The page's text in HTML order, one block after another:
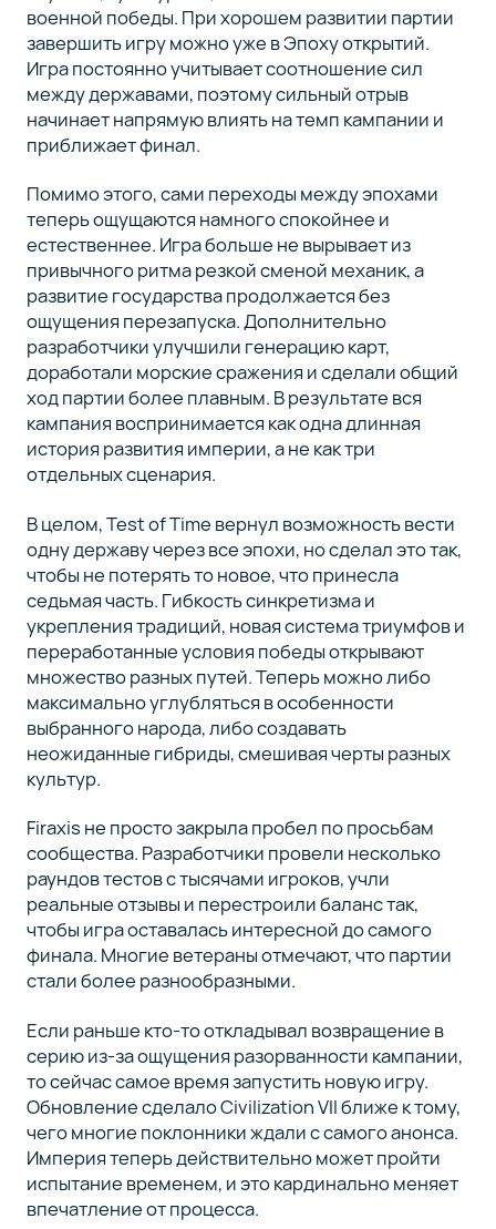
военной победы. При хорошем развитии партии
завершить игру можно уже в Эпоху открытий.
Игра постоянно учитывает соотношение сил
между державами, поэтому сильный отрыв
начинает напрямую влиять на темп кампании и
приближает финал.
Помимо этого, сами переходы между эпохами
теперь ощущаются намного спокойнее и
естественнее. Игра больше не вырывает из
привычного ритма резкой сменой механик, а
развитие государства продолжается без
ощущения перезапуска. Дополнительно
разработчики улучшили генерацию карт,
доработали морские сражения и сделали общий
ход партии более плавным. В результате вся
кампания воспринимается как одна длинная
история развития империи, а не как три
отдельных сценария.
В целом, Test of Time вернул возможность вести
одну державу через все эпохи, но сделал это так,
чтобы не потерять то новое, что принесла
седьмая часть. Гибкость синкретизма и
укрепления традиций, новая система триумфов и
переработанные условия победы открывают
множество разных путей. Теперь можно либо
максимально углубляться в особенности
выбранного народа, либо создавать
неожиданные гибриды, смешивая черты разных
культур.
Firaxis не просто закрыла пробел по просьбам
сообщества. Разработчики провели несколько
раундов тестов с тысячами игроков, учли
реальные отзывы и перестроили баланс так,
чтобы игра оставалась интересной до самого
финала. Многие ветераны отмечают, что партии
стали более разнообразными.
Если раньше кто-то откладывал возвращение в
серию из-за ощущения разорванности кампании,
то сейчас самое время запустить новую игру.
Обновление сделало Civilization VII ближе к тому,
чего многие поклонники ждали с самого анонса.
Империя теперь действительно может пройти
испытание временем, и это кардинально меняет
впечатление от процесса.